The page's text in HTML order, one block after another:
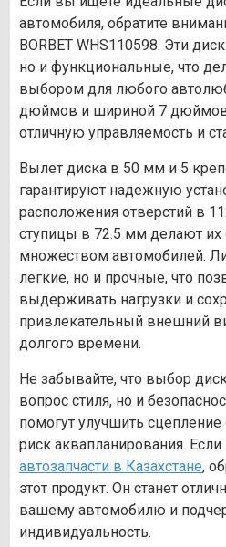
автомобиля, обратите
BORBET WHS110598. Эти
но и функциональные, что
выбором для любого
дюймов и шириной 7
отличную управляемость и
Вылет диска в 50 мм и 5
гарантируют надежную
расположения отверстий в
ступицы в 72.5 мм делают
множеством автомобилей.
легкие, но и прочные, что
выдерживать нагрузки и
привлекательный внешний
долгого времени.
Не забывайте, что выбор
вопрос стиля, но и
помогут улучшить сцепление
риск аквапланирования. Если
автозапчасти в Казахстане,
этот продукт. Он станет
вашему автомобилю и
индивидуальность.